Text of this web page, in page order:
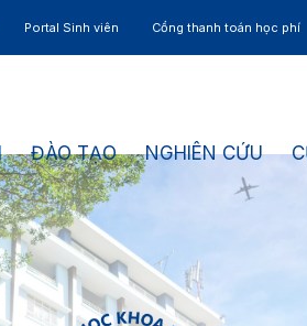
Portal Sinh viên Cổng thanh toán học phí
ĐÀO TẠO NGHIÊN CỨU